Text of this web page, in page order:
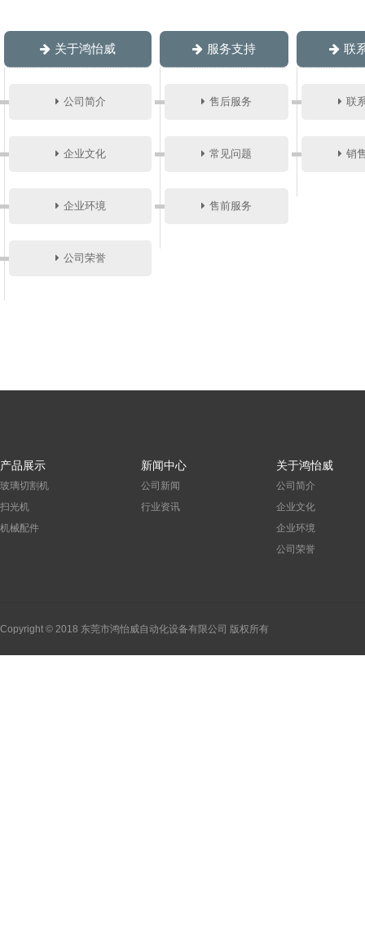
关于鸿怡威
公司简介
企业文化
企业环境
公司荣誉
服务支持
售后服务
常见问题
售前服务
联
联
销
产品展示
玻璃切割机
扫光机
机械配件
新闻中心
公司新闻
行业资讯
关于鸿怡威
公司简介
企业文化
企业环境
公司荣誉
Copyright © 2018 东莞市鸿怡威自动化设备有限公司 版权所有